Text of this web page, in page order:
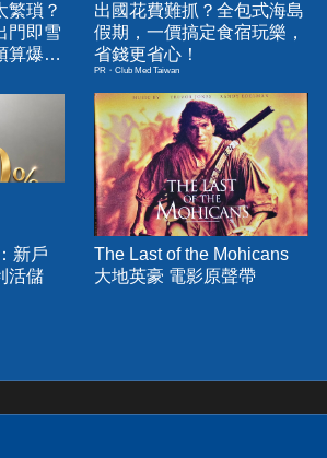
繁瑣？
門即雪
算爆
出國花費難抓？全包式海島
假期，一價搞定食宿玩樂，
省錢更省心！
PR・Club Med Taiwan
新戶
活儲
The Last of the Mohicans
大地英豪 電影原聲帶